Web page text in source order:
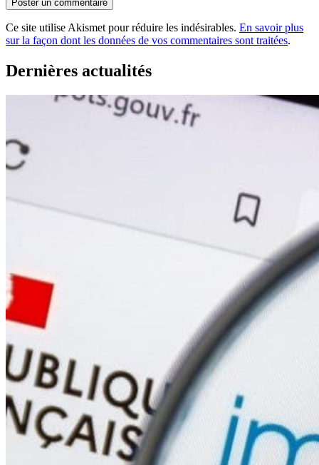
Ce site utilise Akismet pour réduire les indésirables. En savoir plus
sur la façon dont les données de vos commentaires sont traitées.
Dernières actualités